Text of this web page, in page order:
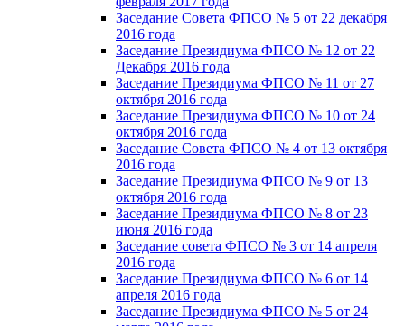
Заседание Совета ФПСО № 5 от 22 декабря
2016 года
Заседание Президиума ФПСО № 12 от 22
Декабря 2016 года
Заседание Президиума ФПСО № 11 от 27
октября 2016 года
Заседание Президиума ФПСО № 10 от 24
октября 2016 года
Заседание Совета ФПСО № 4 от 13 октября
2016 года
Заседание Президиума ФПСО № 9 от 13
октября 2016 года
Заседание Президиума ФПСО № 8 от 23
июня 2016 года
Заседание совета ФПСО № 3 от 14 апреля
2016 года
Заседание Президиума ФПСО № 6 от 14
апреля 2016 года
Заседание Президиума ФПСО № 5 от 24